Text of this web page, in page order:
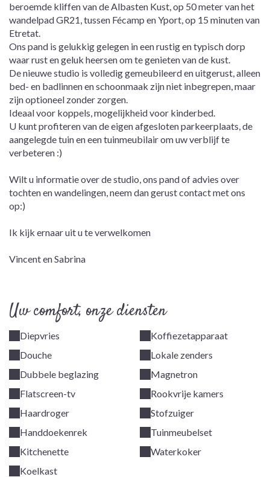
beroemde kliffen van de Albasten Kust, op 50 meter van het
wandelpad GR21, tussen Fécamp en Yport, op 15 minuten van
Etretat.
Ons pand is gelukkig gelegen in een rustig en typisch dorp
waar rust en geluk heersen om te genieten van de kust.
De nieuwe studio is volledig gemeubileerd en uitgerust, alleen
bed- en badlinnen en schoonmaak zijn niet inbegrepen, maar
zijn optioneel zonder zorgen.
Ideaal voor koppels, mogelijkheid voor kinderbed.
U kunt profiteren van de eigen afgesloten parkeerplaats, de
aangelegde tuin en een tuinmeubilair om uw verblijf te
verbeteren :)
Wilt u informatie over de studio, ons pand of advies over
tochten en wandelingen, neem dan gerust contact met ons
op:)
Ik kijk ernaar uit u te verwelkomen
Vincent en Sabrina
Uw comfort, onze diensten
Diepvries
Douche
Dubbele beglazing
Flatscreen-tv
Haardroger
Handdoekenrek
Kitchenette
Koelkast
Koffiezetapparaat
Lokale zenders
Magnetron
Rookvrije kamers
Stofzuiger
Tuinmeubelset
Waterkoker